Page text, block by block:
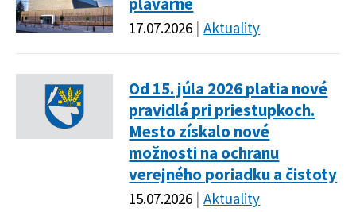
17.07.2026 Aktuality
Od 15. júla 2026 platia nové
pravidlá pri priestupkoch.
Mesto získalo nové
možnosti na ochranu
verejného poriadku a čistoty
15.07.2026 Aktuality